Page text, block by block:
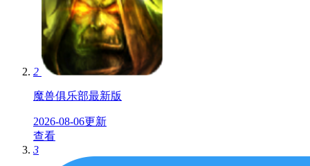
2
魔兽俱乐部最新版
2026-08-06更新
查看
3